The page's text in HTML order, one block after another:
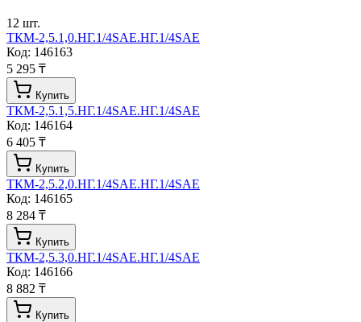
12 шт.
ТКМ-2,5.1,0.НГ.1/4SAE.НГ.1/4SAE
Код: 146163
5 295 ₸
Купить
ТКМ-2,5.1,5.НГ.1/4SAE.НГ.1/4SAE
Код: 146164
6 405 ₸
Купить
ТКМ-2,5.2,0.НГ.1/4SAE.НГ.1/4SAE
Код: 146165
8 284 ₸
Купить
ТКМ-2,5.3,0.НГ.1/4SAE.НГ.1/4SAE
Код: 146166
8 882 ₸
Купить